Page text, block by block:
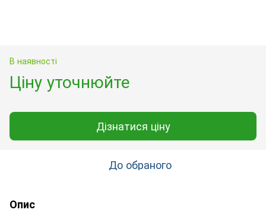
В наявності
Ціну уточнюйте
Дізнатися ціну
До обраного
Опис